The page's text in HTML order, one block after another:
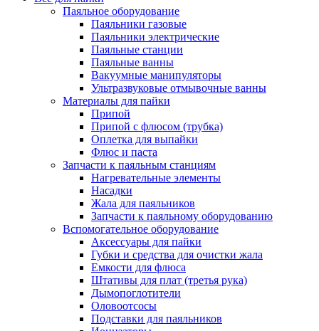
Паяльное оборудование
Паяльники газовые
Паяльники электрические
Паяльные станции
Паяльные ванны
Вакуумные манипуляторы
Ультразвуковые отмывочные ванны
Материалы для пайки
Припой
Припой с флюсом (трубка)
Оплетка для выпайки
Флюс и паста
Запчасти к паяльным станциям
Нагревательные элементы
Насадки
Жала для паяльников
Запчасти к паяльному оборудованию
Вспомогательное оборудование
Аксессуары для пайки
Губки и средства для очистки жала
Емкости для флюса
Штативы для плат (третья рука)
Дымопоглотители
Оловоотсосы
Подставки для паяльников